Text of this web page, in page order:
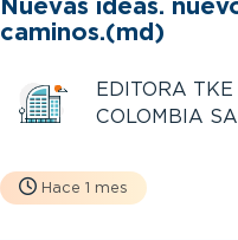
Nuevas ideas.
caminos.(md)
EDITORA
Hace 1 mes